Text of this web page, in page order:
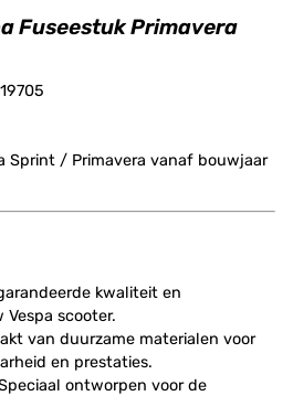
Fuseestuk Primavera
Sprint / Primavera vanaf bouwjaar
kwaliteit en
scooter.
van duurzame materialen voor
en prestaties.
ontworpen voor de